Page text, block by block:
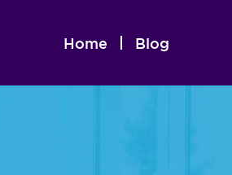
Home Blog